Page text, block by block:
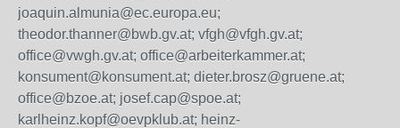
joaquin.almunia@ec.europa.eu;
theodor.thanner@bwb.gv.at; vfgh@vfgh.gv.at;
office@vwgh.gv.at; office@arbeiterkammer.at;
konsument@konsument.at; dieter.brosz@gruene.at;
office@bzoe.at; josef.cap@spoe.at;
karlheinz.kopf@oevpklub.at; heinz-